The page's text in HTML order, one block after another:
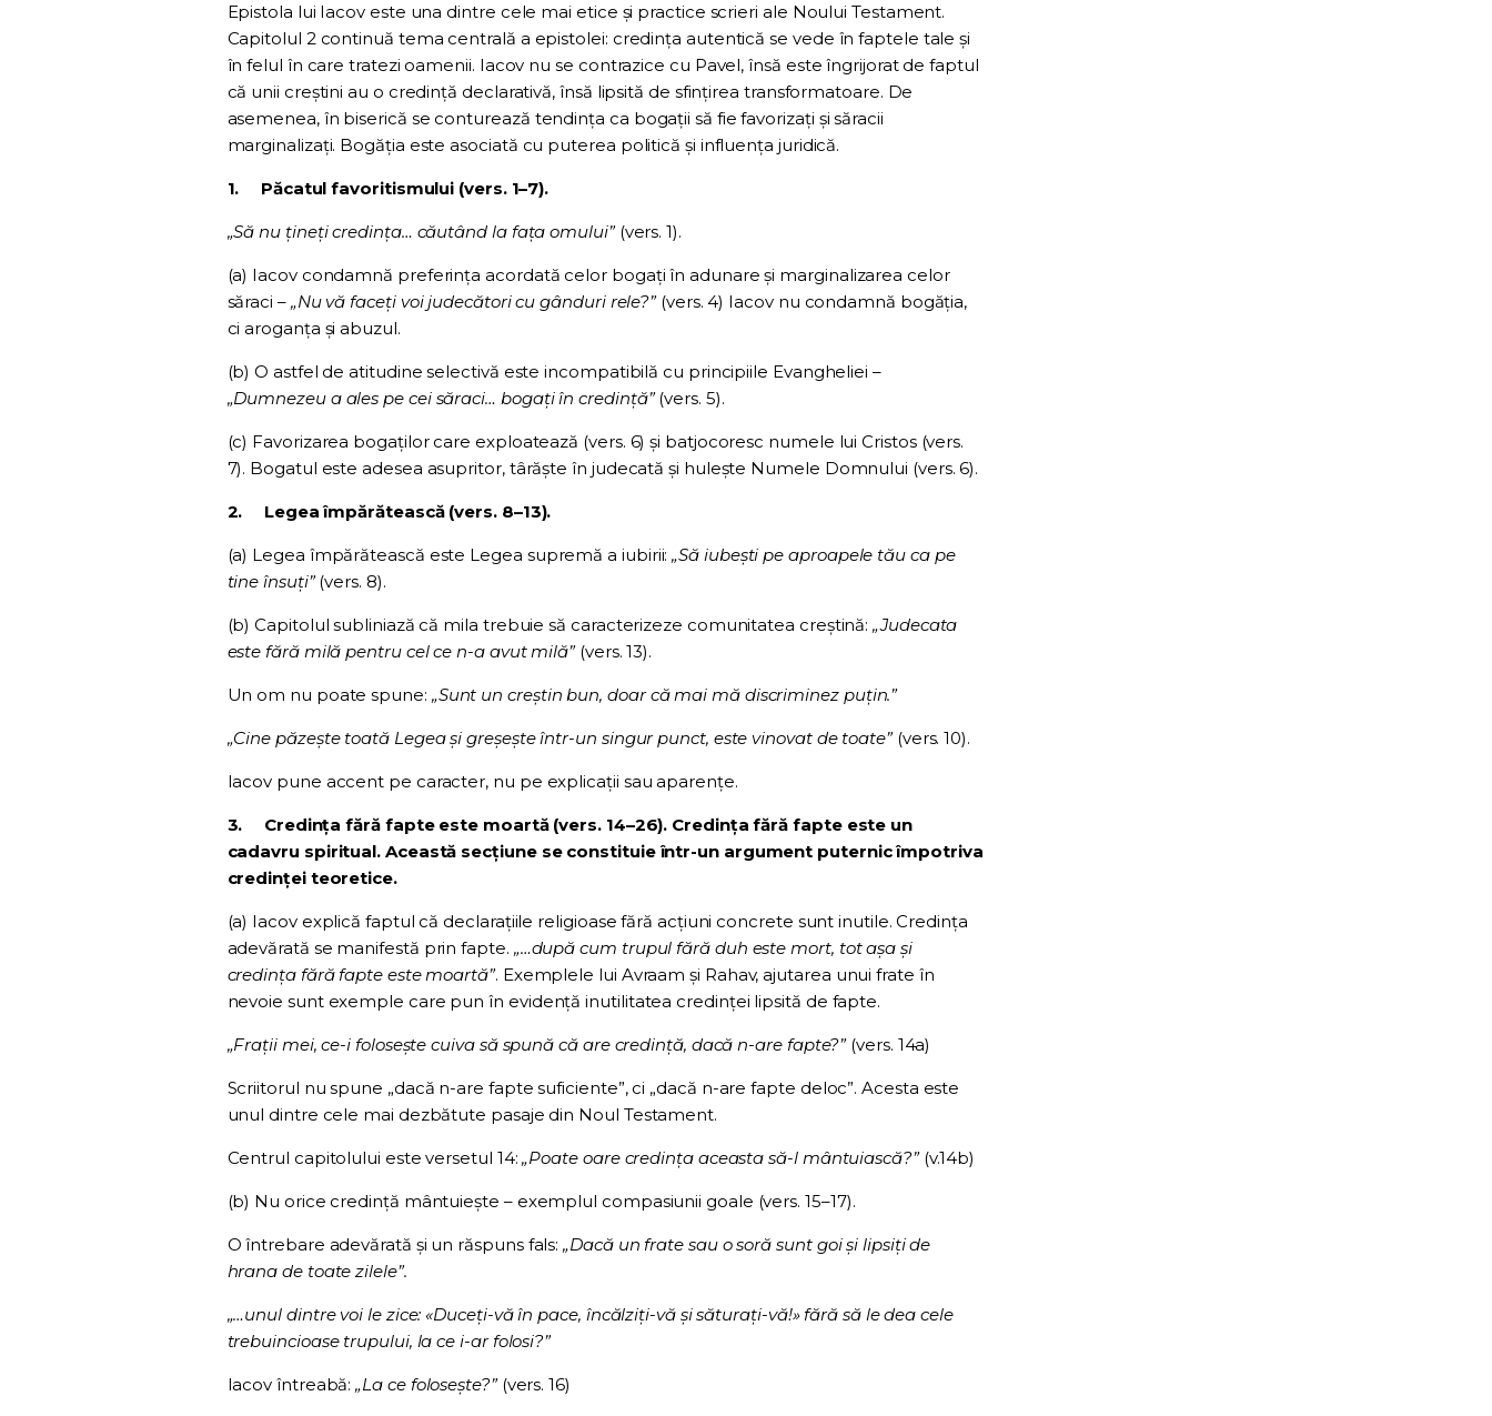
Epistola lui Iacov este una dintre cele mai etice și practice scrieri ale Noului Testament.
Capitolul 2 continuă tema centrală a epistolei: credința autentică se vede în faptele tale și
în felul în care tratezi oamenii. Iacov nu se contrazice cu Pavel, însă este îngrijorat de faptul
că unii creștini au o credință declarativă, însă lipsită de sfințirea transformatoare. De
asemenea, în biserică se conturează tendința ca bogații să fie favorizați și săracii
marginalizați. Bogăția este asociată cu puterea politică și influența juridică.
1. Păcatul favoritismului (vers. 1–7).
„Să nu țineți credința… căutând la fața omului”(vers. 1).
(a) Iacov condamnă preferința acordată celor bogați în adunare și marginalizarea celor
săraci – „Nu vă faceți voi judecători cu gânduri rele?”(vers. 4) Iacov nu condamnă bogăția,
ci aroganța și abuzul.
(b) O astfel de atitudine selectivă este incompatibilă cu principiile Evangheliei –
„Dumnezeu a ales pe cei săraci… bogați în credință”(vers. 5).
(c) Favorizarea bogaților care exploatează (vers. 6) și batjocoresc numele lui Cristos (vers.
7). Bogatul este adesea asupritor, târăște în judecată și hulește Numele Domnului (vers. 6).
2. Legea împărătească (vers. 8–13).
(a) Legea împărătească este Legea supremă a iubirii:„Să iubești pe aproapele tău ca pe
tine însuți”(vers. 8).
(b) Capitolul subliniază că mila trebuie să caracterizeze comunitatea creștină:„Judecata
este fără milă pentru cel ce n-a avut milă”(vers. 13).
Un om nu poate spune: „Sunt un creștin bun, doar că mai mă discriminez puțin.”
„Cine păzește toată Legea și greșește într-un singur punct, este vinovat de toate”(vers. 10).
Iacov pune accent pe caracter, nu pe explicații sau aparențe.
3.
Credința fără fapte este moartă (vers. 14–26). Credința fără fapte este un
cadavru spiritual. Această secțiune se constituie într-un argument puternic împotriva
credinței teoretice.
(a) Iacov explică faptul că declarațiile religioase fără acțiuni concrete sunt inutile. Credința
adevărată se manifestă prin fapte. „…după cum trupul fără duh este mort, tot așa și
credința fără fapte este moartă”. Exemplele lui Avraam și Rahav, ajutarea unui frate în
nevoie sunt exemple care pun în evidență inutilitatea credinței lipsită de fapte.
„Frații mei, ce-i folosește cuiva să spună că are credință, dacă n-are fapte?”(vers. 14a)
Scriitorul nu spune „dacă n-are fapte suficiente”, ci „dacă n-are fapte deloc”. Acesta este
unul dintre cele mai dezbătute pasaje din Noul Testament.
Centrul capitolului este versetul 14:„Poate oare credința aceasta să-l mântuiască?”(v.14b)
(b) Nu orice credință mântuiește – exemplul compasiunii goale (vers. 15–17).
O întrebare adevărată și un răspuns fals:„Dacă un frate sau o soră sunt goi și lipsiți de
hrana de toate zilele”.
„…unul dintre voi le zice: «Duceți-vă în pace, încălziți-vă și săturați-vă!» fără să le dea cele
trebuincioase trupului, la ce i-ar folosi?”
Iacov întreabă:„La ce folosește?”(vers. 16)